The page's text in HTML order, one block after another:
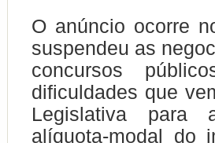
O anúncio ocorre
suspendeu as
concursos
dificuldades que
Legislativa para
alíquota-modal do